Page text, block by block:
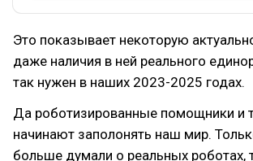
Это показывает некоторую
даже наличия в ней реального
так нужен в наших 2023-2025 годах.
Да роботизированные помощники и
начинают заполонять наш мир.
больше думали о реальных роботах,